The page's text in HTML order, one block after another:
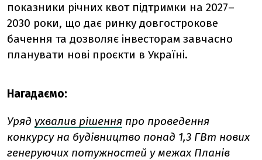
показники річних квот підтримки на 2027–
2030 роки, що дає ринку довгострокове
бачення та дозволяє інвесторам завчасно
планувати нові проєкти в Україні.
Нагадаємо:
Уряд ухвалив рішення про проведення
конкурсу на будівництво понад 1,3 ГВт нових
генеруючих потужностей у межах Планів